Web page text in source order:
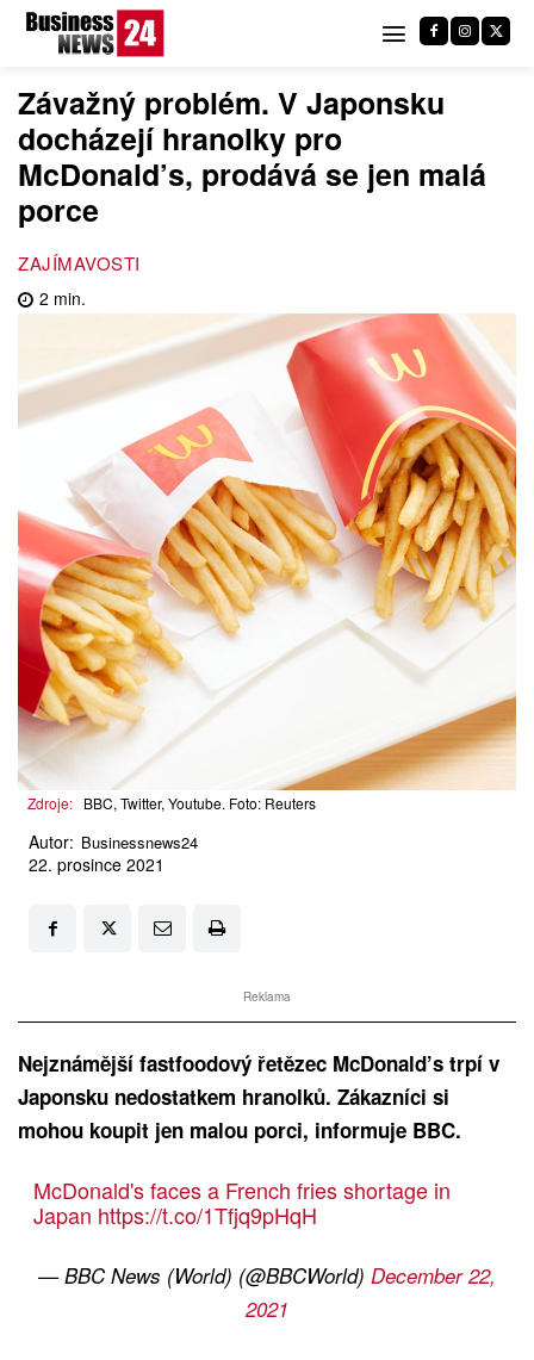
Závažný problém. V Japonsku
docházejí hranolky pro
McDonald’s, prodává se jen malá
porce
ZAJÍMAVOSTI
2 min.
Zdroje: BBC, Twitter, Youtube. Foto: Reuters
Autor: Businessnews24
22. prosince 2021
Reklama
Nejznámější fastfoodový řetězec McDonald’s trpí v
Japonsku nedostatkem hranolků. Zákazníci si
mohou koupit jen malou porci, informuje BBC.
McDonald's faces a French fries shortage in
Japan https://t.co/1Tfjq9pHqH
— BBC News (World) (@BBCWorld) December 22,
2021